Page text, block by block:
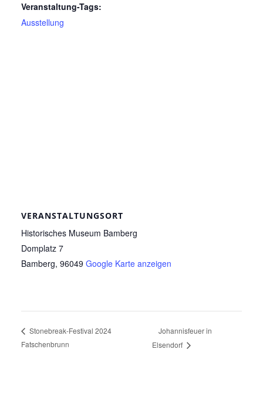
Veranstaltung-Tags:
Ausstellung
VERANSTALTUNGSORT
Historisches Museum Bamberg
Domplatz 7
Bamberg, 96049 Google Karte anzeigen
Stonebreak-Festival 2024
Fatschenbrunn
Johannisfeuer in
Elsendorf